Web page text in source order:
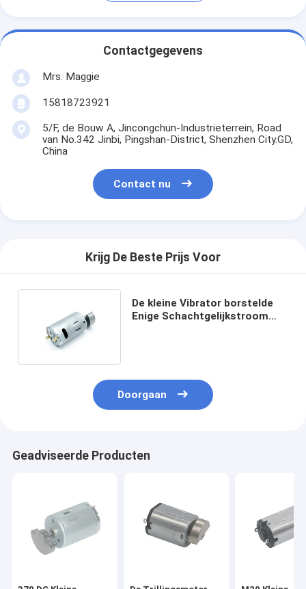
Contactgegevens
Mrs. Maggie
15818723921
5/F, de Bouw A, Jincongchun-Industrieterrein, Road
van No.342 Jinbi, Pingshan-District, Shenzhen City.GD,
China
Contact nu
Krijg De Beste Prijs Voor
De kleine Vibrator borstelde
Enige Schachtgelijkstroom
Doorgaan
Geadviseerde Producten